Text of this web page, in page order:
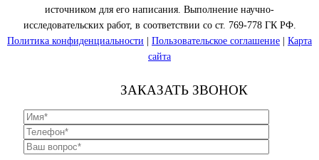
источником для его написания. Выполнение научно-
исследовательских работ, в соответствии со ст. 769-778 ГК РФ.
Политика конфиденциальности
Пользовательское соглашение
Карта
сайта
ЗАКАЗАТЬ ЗВОНОК